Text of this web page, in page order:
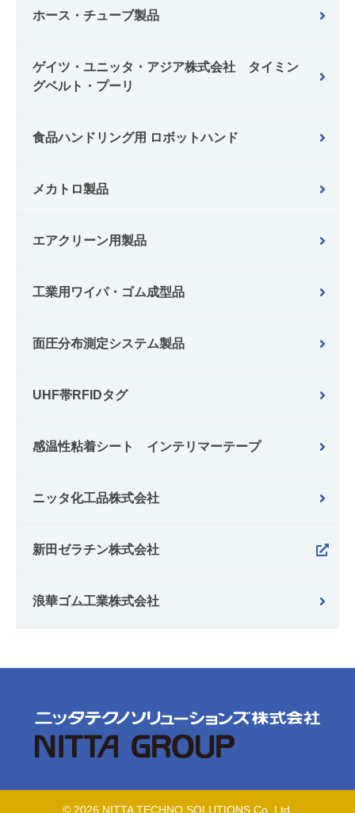
ホース・チューブ製品
ゲイツ・ユニッタ・アジア株式会社 タイミン
グベルト・プーリ
食品ハンドリング用 ロボットハンド
メカトロ製品
エアクリーン用製品
工業用ワイパ・ゴム成型品
面圧分布測定システム製品
UHF帯RFIDタグ
感温性粘着シート インテリマーテープ
ニッタ化工品株式会社
新田ゼラチン株式会社
浪華ゴム工業株式会社
© 2026 NITTA TECHNO SOLUTIONS Co.,Ltd.